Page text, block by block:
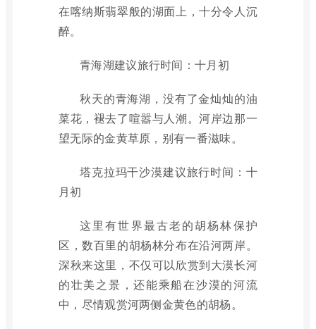
在喀纳斯翡翠般的湖面上，十分令人沉
醉。
青海湖建议旅行时间：十月初
秋天的青海湖，没有了金灿灿的油
菜花，褪去了喧嚣与人潮。河岸边那一
望无际的金黄草原，别有一番滋味。
塔克拉玛干沙漠建议旅行时间：十
月初
这里有世界最古老的胡杨林保护
区，数百里的胡杨林分布在沿河两岸。
深秋来这里，不仅可以欣赏到大漠长河
的壮美之景，还能乘船在沙漠的河流
中，尽情观赏河两侧金黄色的胡杨。